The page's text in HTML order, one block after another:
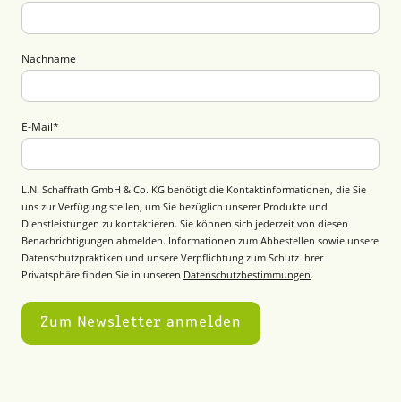
Nachname
E-Mail*
L.N. Schaffrath GmbH & Co. KG benötigt die Kontaktinformationen, die Sie
uns zur Verfügung stellen, um Sie bezüglich unserer Produkte und
Dienstleistungen zu kontaktieren. Sie können sich jederzeit von diesen
Benachrichtigungen abmelden. Informationen zum Abbestellen sowie unsere
Datenschutzpraktiken und unsere Verpflichtung zum Schutz Ihrer
Privatsphäre finden Sie in unseren Datenschutzbestimmungen.